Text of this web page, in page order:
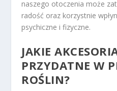
naszego otoczenia może
radość oraz korzystnie
psychiczne i fizyczne.
JAKIE
PRZYDATNE W
ROŚLIN?